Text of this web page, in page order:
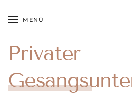
Zum Hauptinhalt springen
MENÜ
Privater